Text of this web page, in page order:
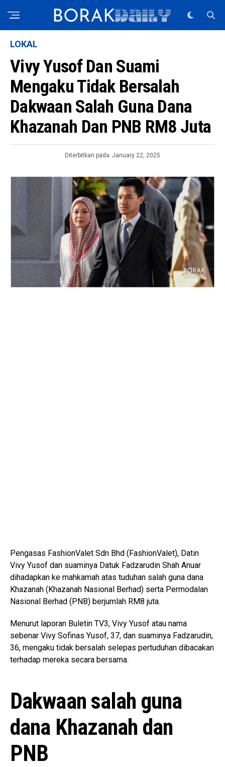
LOKAL
Vivy Yusof Dan Suami
Mengaku Tidak Bersalah
Dakwaan Salah Guna Dana
Khazanah Dan PNB RM8 Juta
Diterbitkan pada January 22, 2025
Pengasas FashionValet Sdn Bhd (FashionValet), Datin
Vivy Yusof dan suaminya Datuk Fadzarudin Shah Anuar
dihadapkan ke mahkamah atas tuduhan salah guna dana
Khazanah (Khazanah Nasional Berhad) serta Permodalan
Nasional Berhad (PNB) berjumlah RM8 juta.
Menurut laporan Buletin TV3, Vivy Yusof atau nama
sebenar Vivy Sofinas Yusof, 37, dan suaminya Fadzarudin,
36, mengaku tidak bersalah selepas pertuduhan dibacakan
terhadap mereka secara bersama.
Dakwaan salah guna
dana Khazanah dan
PNB